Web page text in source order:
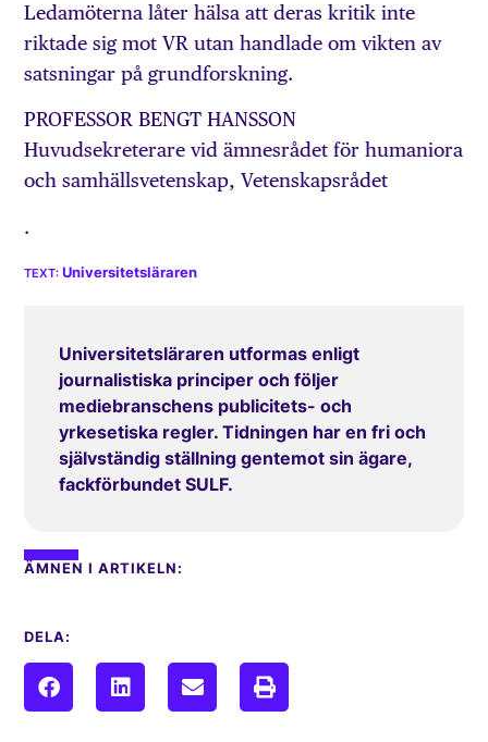
Ledamöterna låter hälsa att deras kritik inte
riktade sig mot VR utan handlade om vikten av
satsningar på grundforskning.
PROFESSOR BENGT HANSSON
Huvudsekreterare vid ämnesrådet för humaniora
och samhällsvetenskap, Vetenskapsrådet
.
Universitetsläraren
Universitetsläraren utformas enligt
journalistiska principer och följer
mediebranschens publicitets- och
yrkesetiska regler. Tidningen har en fri och
självständig ställning gentemot sin ägare,
fackförbundet SULF.
ÄMNEN I ARTIKELN:
DELA: